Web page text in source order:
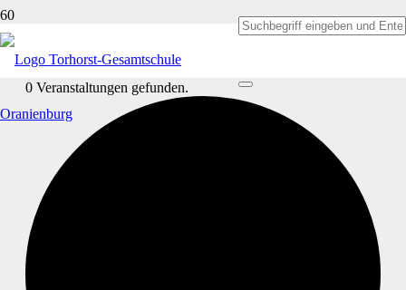
0 Veranstaltungen gefunden.